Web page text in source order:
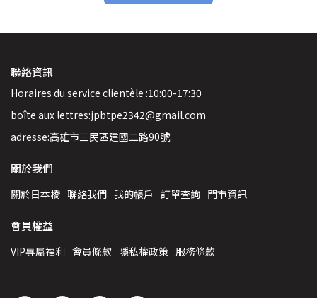
聯絡資訊
Horaires du service clientèle :10:00-17:30
boîte aux lettres:jpbtpe2342@gmail.com
adresse:高雄市三民區建國二路90號
關於我們
關於日本橋 聯絡我們 我的帳戶 訂單查詢 門市資訊
會員權益
VIP專屬福利 會員條款 隱私權政策 服務條款